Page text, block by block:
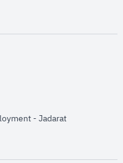
- Jadaratopens in new